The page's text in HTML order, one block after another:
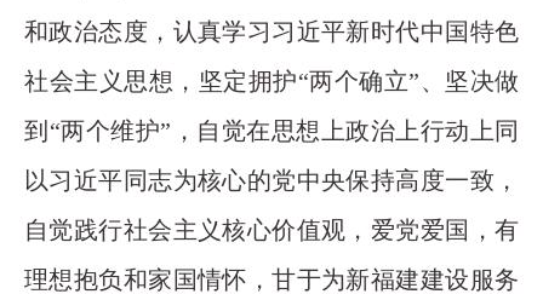
和政治态度，认真学习习近平新时代中国特色
社会主义思想，坚定拥护“两个确立”、坚决做
到“两个维护”，自觉在思想上政治上行动上同
以习近平同志为核心的党中央保持高度一致，
自觉践行社会主义核心价值观，爱党爱国，有
理想抱负和家国情怀，甘于为新福建建设服务